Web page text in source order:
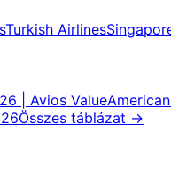
Turkish Airlines
| Avios Value
Összes táblázat →